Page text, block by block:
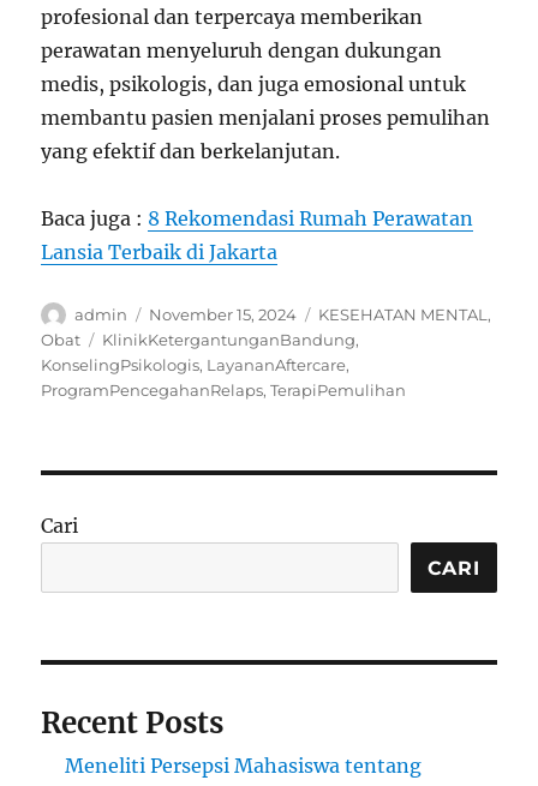
profesional dan terpercaya memberikan
perawatan menyeluruh dengan dukungan
medis, psikologis, dan juga emosional untuk
membantu pasien menjalani proses pemulihan
yang efektif dan berkelanjutan.
Baca juga : 8 Rekomendasi Rumah Perawatan
Lansia Terbaik di Jakarta
Author
admin
Posted
on
November 15, 2024 Categories
KESEHATAN MENTAL ,
Obat
Tags
KlinikKetergantunganBandung,
KonselingPsikologis, LayananAftercare,
ProgramPencegahanRelaps,TerapiPemulihan
Cari
CARI
Recent Posts
Meneliti Persepsi Mahasiswa tentang